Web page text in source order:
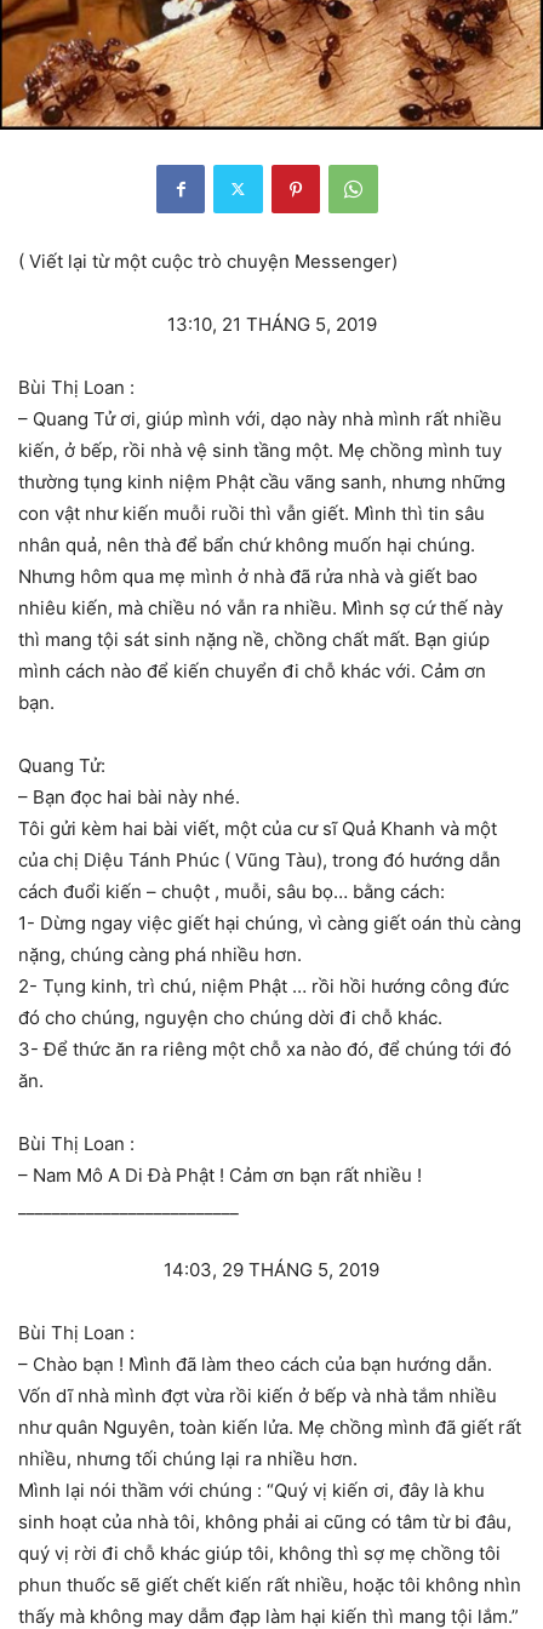
( Viết lại từ một cuộc trò chuyện Messenger)
13:10, 21 THÁNG 5, 2019
Bùi Thị Loan :
– Quang Tử ơi, giúp mình với, dạo này nhà mình rất nhiều
kiến, ở bếp, rồi nhà vệ sinh tầng một. Mẹ chồng mình tuy
thường tụng kinh niệm Phật cầu vãng sanh, nhưng những
con vật như kiến muỗi ruồi thì vẫn giết. Mình thì tin sâu
nhân quả, nên thà để bẩn chứ không muốn hại chúng.
Nhưng hôm qua mẹ mình ở nhà đã rửa nhà và giết bao
nhiêu kiến, mà chiều nó vẫn ra nhiều. Mình sợ cứ thế này
thì mang tội sát sinh nặng nề, chồng chất mất. Bạn giúp
mình cách nào để kiến chuyển đi chỗ khác với. Cảm ơn
bạn.
Quang Tử:
– Bạn đọc hai bài này nhé.
Tôi gửi kèm hai bài viết, một của cư sĩ Quả Khanh và một
của chị Diệu Tánh Phúc ( Vũng Tàu), trong đó hướng dẫn
cách đuổi kiến – chuột , muỗi, sâu bọ… bằng cách:
1- Dừng ngay việc giết hại chúng, vì càng giết oán thù càng
nặng, chúng càng phá nhiều hơn.
2- Tụng kinh, trì chú, niệm Phật … rồi hồi hướng công đức
đó cho chúng, nguyện cho chúng dời đi chỗ khác.
3- Để thức ăn ra riêng một chỗ xa nào đó, để chúng tới đó
ăn.
Bùi Thị Loan :
– Nam Mô A Di Đà Phật ! Cảm ơn bạn rất nhiều !
14:03, 29 THÁNG 5, 2019
Bùi Thị Loan :
– Chào bạn ! Mình đã làm theo cách của bạn hướng dẫn.
Vốn dĩ nhà mình đợt vừa rồi kiến ở bếp và nhà tắm nhiều
như quân Nguyên, toàn kiến lửa. Mẹ chồng mình đã giết rất
nhiều, nhưng tối chúng lại ra nhiều hơn.
Mình lại nói thầm với chúng : “Quý vị kiến ơi, đây là khu
sinh hoạt của nhà tôi, không phải ai cũng có tâm từ bi đâu,
quý vị rời đi chỗ khác giúp tôi, không thì sợ mẹ chồng tôi
phun thuốc sẽ giết chết kiến rất nhiều, hoặc tôi không nhìn
thấy mà không may dẫm đạp làm hại kiến thì mang tội lắm.”